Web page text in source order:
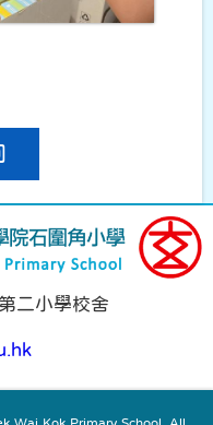
二小學校舍